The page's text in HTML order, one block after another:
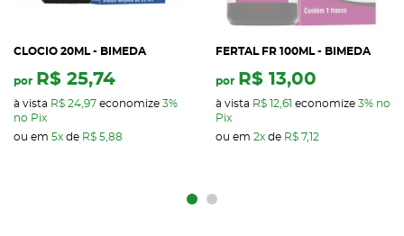
CLOCIO 20ML - BIMEDA
por R$ 25,74
à vista R$ 24,97 economize 3%
no Pix
ou em 5x de R$ 5,88
FERTAL FR 100ML - BIMEDA
por R$ 13,00
à vista R$ 12,61 economize 3% no
Pix
ou em 2x de R$ 7,12